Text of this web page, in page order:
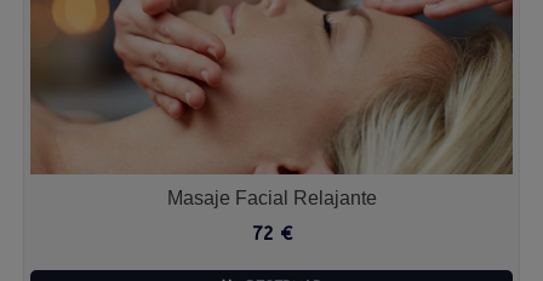
Masaje Facial Relajante
72 €